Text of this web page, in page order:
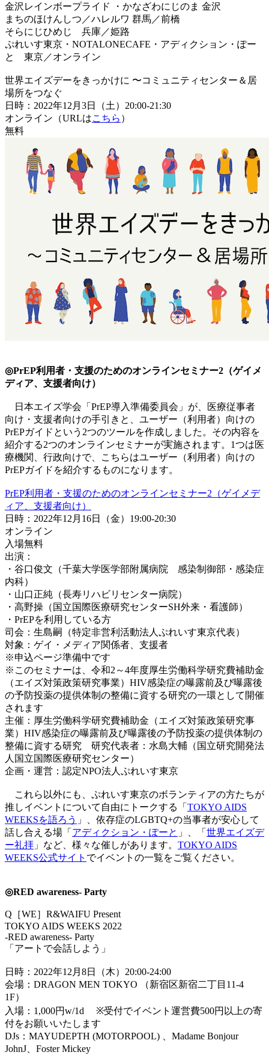
金沢レインボープライド ・かなざわにじのま 金沢
まちのほけんしつ／ハレルワ 群馬／前橋
そらにじひめじ 兵庫／姫路
ぷれいす東京・NOTALONECAFE・アディクション・ぽー
と 東京／オンライン
世界エイズデーをきっかけに 〜コミュニティセンター＆居
場所をつなぐ
日時：2022年12月3日（土）20:00-21:30
オンライン（URLはこちら ）
無料
◎PrEP利用者・支援のためのオンラインセミナー2（ゲイメ
ディア、支援者向け）
日本エイズ学会「PrEP導入準備委員会」が、医療従事者
向け・支援者向けの手引きと、ユーザー（利用者）向けの
PrEPガイドという2つのツールを作成しました。その内容を
紹介する2つのオンラインセミナーが実施されます。1つは医
療機関、行政向けで、こちらはユーザー（利用者）向けの
PrEPガイドを紹介するものになります。
PrEP利用者・支援のためのオンラインセミナー2（ゲイメデ
ィア、支援者向け）
日時：2022年12月16日（金）19:00-20:30
オンライン
入場無料
出演：
・谷口俊文（千葉大学医学部附属病院 感染制御部・感染症
内科）
・山口正純（長寿リハビリセンター病院）
・高野操（国立国際医療研究センターSH外来・看護師）
・PrEPを利用している方
司会：生島嗣（特定非営利活動法人ぷれいす東京代表）
対象：ゲイ・メディア関係者、支援者
※申込ページ準備中です
※このセミナーは、令和2～4年度厚生労働科学研究費補助金
（エイズ対策政策研究事業）HIV感染症の曝露前及び曝露後
の予防投薬の提供体制の整備に資する研究の一環として開催
されます
主催：厚生労働科学研究費補助金（エイズ対策政策研究事
業）HIV感染症の曝露前及び曝露後の予防投薬の提供体制の
整備に資する研究 研究代表者：水島大輔（国立研究開発法
人国立国際医療研究センター）
企画・運営：認定NPO法人ぷれいす東京
これら以外にも、ぷれいす東京のボランティアの方たちが
推しイベントについて自由にトークする「 TOKYO AIDS
WEEKSを語ろう 」、依存症のLGBTQ+の当事者が安心して
話し合える場「 アディクション・ぽーと 」、「 世界エイズデ
ー礼拝 」など、様々な催しがあります。 TOKYO AIDS
WEEKS公式サイト でイベントの一覧をご覧ください。
◎RED awareness- Party
Q［WE］R&WAIFU Present
TOKYO AIDS WEEKS 2022
-RED awareness- Party
「アートで会話しよう」
日時：2022年12月8日（木）20:00-24:00
会場：DRAGON MEN TOKYO （新宿区新宿二丁目11-4
1F）
入場：1,000円w/1d ※受付でイベント運営費500円以上の寄
付をお願いいたします
DJs：MAYUDEPTH (MOTORPOOL) 、Madame Bonjour
JohnJ、Foster Mickey